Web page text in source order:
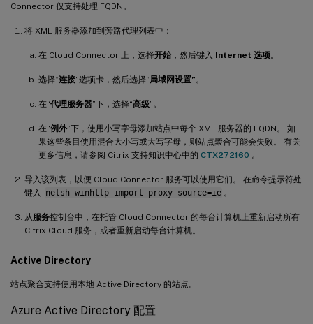
Connector 仅支持处理 FQDN。
将 XML 服务器添加到旁路代理列表中：
在 Cloud Connector 上，选择开始 ，然后键入 Internet 选项。
选择“连接”选项卡，然后选择“ 局域网设置” 。
在“代理服务器”下，选择“高级”。
在“例外”下，使用小写字母添加站点中每个 XML 服务器的 FQDN。 如
果这些条目使用混合大小写或大写字母，则站点聚合可能会失败。 有关
更多信息，请参阅 Citrix 支持知识中心中的 CTX272160 。
导入该列表，以便 Cloud Connector 服务可以使用它们。 在命令提示符处
键入
netsh winhttp import proxy source=ie 。
从 服务控制台中，在托管 Cloud Connector 的每台计算机上重新启动所有
Citrix Cloud 服务，或者重新启动每台计算机。
Active Directory
站点聚合支持使用本地 Active Directory 的站点。
Azure Active Directory 配置